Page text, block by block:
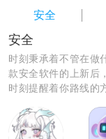
安全
安全
时刻秉承着不管在做
款安全软件的上新后
时刻提醒着你路线的
障吧。